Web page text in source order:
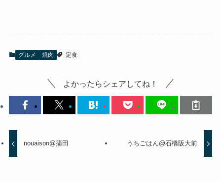
グルメ 焼肉 定食
よかったらシェアしてね！
nouaison@蒲田 うちごはん@石橋阪大前